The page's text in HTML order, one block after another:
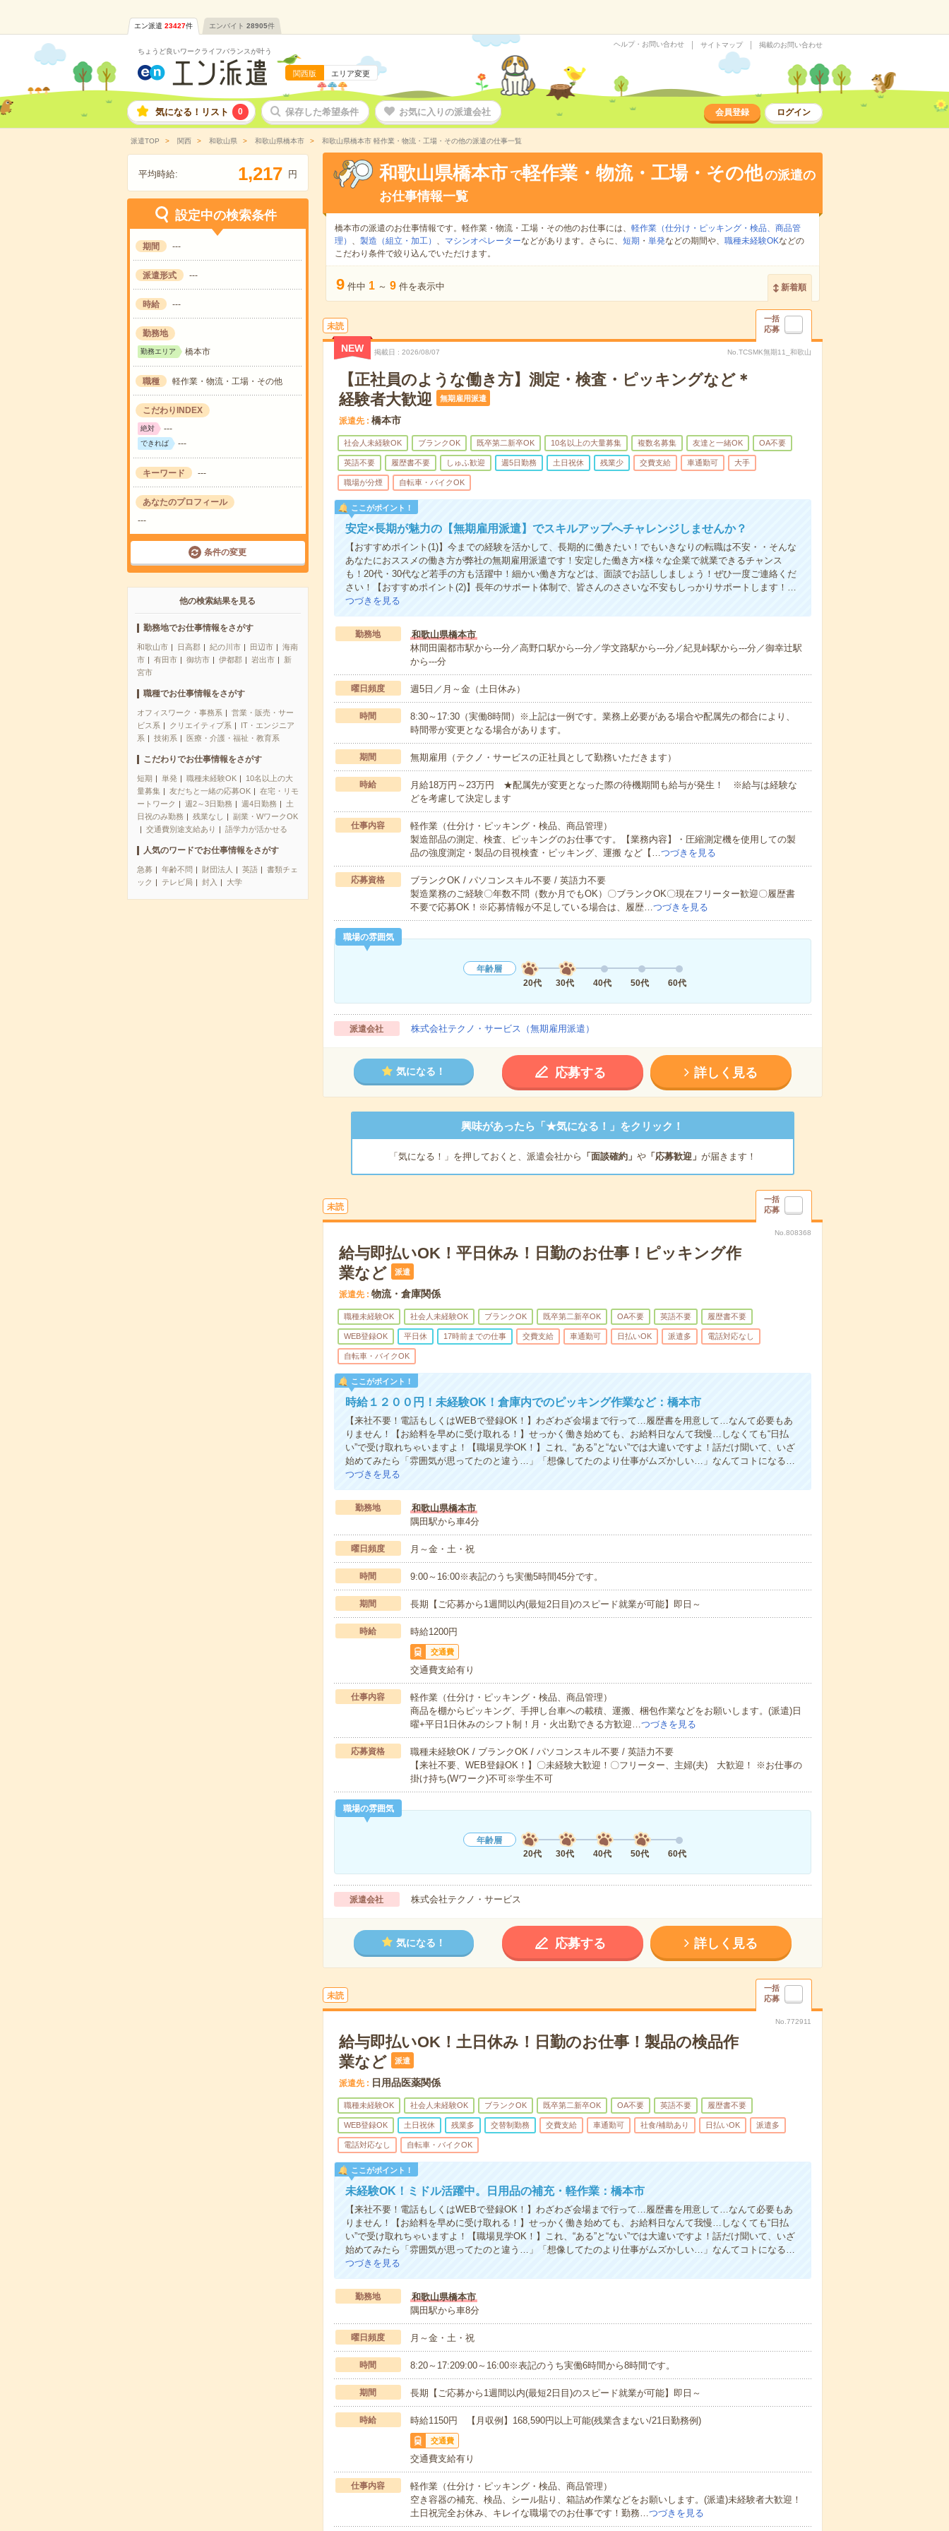
エン派遣 23427件 エンバイト 28905件
ちょうど良いワークライフバランスが叶う
関西版 エリア変更
ヘルプ・お問い合わせ サイトマップ 掲載のお問い合わせ
気になる！リスト 0 保存した希望条件 お気に入りの派遣会社 会員登録 ログイン
派遣TOP 関西 和歌山県 和歌山県橋本市 和歌山県橋本市 軽作業・物流・工場・その他の派遣の仕事一覧
平均時給: 1,217 円
設定中の検索条件
期間 ---
派遣形式 ---
時給 ---
勤務地
勤務エリア 橋本市
職種 軽作業・物流・工場・その他
こだわりINDEX
絶対 ---
できれば ---
キーワード ---
あなたのプロフィール
---
条件の変更
他の検索結果を見る
勤務地でお仕事情報をさがす
和歌山市 日高郡 紀の川市 田辺市
海南
市
有田市 御坊市 伊都郡 岩出市
新
宮市
職種でお仕事情報をさがす
オフィスワーク・事務系
営業・販売・サー
ビス系
クリエイティブ系
IT・エンジニア
系
技術系 医療・介護・福祉・教育系
こだわりでお仕事情報をさがす
短期 単発 職種未経験OK
10名以上の大
量募集
友だちと一緒の応募OK
在宅・リモ
ートワーク
週2～3日勤務 週4日勤務
土
日祝のみ勤務
残業なし
副業・WワークOK
交通費別途支給あり
語学力が活かせる
人気のワードでお仕事情報をさがす
急募 年齢不問 財団法人 英語
書類チェ
ック
テレビ局 封入 大学
和歌山県橋本市 で軽作業・物流・工場・その他の派遣の
お仕事情報一覧
橋本市の派遣のお仕事情報です。軽作業・物流・工場・その他のお仕事には、 軽作業（仕分け・ピッキング・検品、商品管
理） 、 製造（組立・加工） 、 マシンオペレーターなどがあります。さらに、 短期 ・ 単発などの期間や、 職種未経験OKなどの
こだわり条件で絞り込んでいただけます。
9 件中 1 ～ 9 件を表示中 新着順
未読
一括
応募
NEW 掲載日 2026/08/07 No.TCSMK無期11_和歌山
【正社員のような働き方】測定・検査・ピッキングなど＊
経験者大歓迎
無期雇用派遣
派遣先 橋本市
社会人未経験OK ブランクOK 既卒第二新卒OK 10名以上の大量募集 複数名募集 友達と一緒OK OA不要
英語不要 履歴書不要 しゅふ歓迎 週5日勤務 土日祝休 残業少 交費支給 車通勤可 大手
職場が分煙 自転車・バイクOK
ここがポイント！
安定×長期が魅力の【無期雇用派遣】でスキルアップへチャレンジしませんか？
【おすすめポイント(1)】今までの経験を活かして、長期的に働きたい！でもいきなりの転職は不安・・そんな
あなたにおススメの働き方が弊社の無期雇用派遣です！安定した働き方×様々な企業で就業できるチャンス
も！20代・30代など若手の方も活躍中！細かい働き方などは、面談でお話ししましょう！ぜひ一度ご連絡くだ
さい！【おすすめポイント(2)】長年のサポート体制で、皆さんのささいな不安もしっかりサポートします！…
つづきを見る
勤務地
和歌山県橋本市
林間田園都市駅から---分／高野口駅から---分／学文路駅から---分／紀見峠駅から---分／御幸辻駅
から---分
曜日頻度 週5日／月～金（土日休み）
時間
8:30～17:30（実働8時間）※上記は一例です。業務上必要がある場合や配属先の都合により、
時間帯が変更となる場合があります。
期間 無期雇用（テクノ・サービスの正社員として勤務いただきます）
時給
月給18万円～23万円 ★配属先が変更となった際の待機期間も給与が発生！ ※給与は経験な
どを考慮して決定します
仕事内容
軽作業（仕分け・ピッキング・検品、商品管理）
製造部品の測定、検査、ピッキングのお仕事です。【業務内容】・圧縮測定機を使用しての製
品の強度測定・製品の目視検査・ピッキング、運搬 など【…つづきを見る
応募資格
ブランクOK / パソコンスキル不要 / 英語力不要
製造業務のご経験〇年数不問（数か月でもOK）〇ブランクOK〇現在フリーター歓迎〇履歴書
不要で応募OK！※応募情報が不足している場合は、履歴…つづきを見る
職場の雰囲気
年齢層
20代
30代 40代 50代 60代
派遣会社 株式会社テクノ・サービス（無期雇用派遣）
気になる！ 応募する 詳しく見る
興味があったら「★気になる！」をクリック！
「気になる！」を押しておくと、派遣会社から 「面談確約」 や「応募歓迎」 が届きます！
未読
一括
応募
No.808368
給与即払いOK！平日休み！日勤のお仕事！ピッキング作
業など
派遣
派遣先 物流・倉庫関係
職種未経験OK 社会人未経験OK ブランクOK 既卒第二新卒OK OA不要 英語不要 履歴書不要
WEB登録OK 平日休 17時前までの仕事 交費支給 車通勤可 日払いOK 派遣多 電話対応なし
自転車・バイクOK
ここがポイント！
時給１２００円！未経験OK！倉庫内でのピッキング作業など：橋本市
【来社不要！電話もしくはWEBで登録OK！】わざわざ会場まで行って…履歴書を用意して…なんて必要もあ
りません！【お給料を早めに受け取れる！】せっかく働き始めても、お給料日なんて我慢…しなくても“日払
い”で受け取れちゃいますよ！【職場見学OK！】これ、“ある”と“ない”では大違いですよ！話だけ聞いて、いざ
始めてみたら「雰囲気が思ってたのと違う…」「想像してたのより仕事がムズかしい…」なんてコトになる…
つづきを見る
勤務地
和歌山県橋本市
隅田駅から車4分
曜日頻度 月～金・土・祝
時間 9:00～16:00※表記のうち実働5時間45分です。
期間 長期【ご応募から1週間以内(最短2日目)のスピード就業が可能】即日～
時給 時給1200円
交通費
交通費支給有り
仕事内容
軽作業（仕分け・ピッキング・検品、商品管理）
商品を棚からピッキング、手押し台車への載積、運搬、梱包作業などをお願いします。(派遣)日
曜+平日1日休みのシフト制！月・火出勤できる方歓迎… つづきを見る
応募資格
職種未経験OK / ブランクOK / パソコンスキル不要 / 英語力不要
【来社不要、WEB登録OK！】〇未経験大歓迎！〇フリーター、主婦(夫) 大歓迎！ ※お仕事の
掛け持ち(Wワーク)不可※学生不可
職場の雰囲気
年齢層
20代
30代 40代 50代 60代
派遣会社 株式会社テクノ・サービス
気になる！ 応募する 詳しく見る
未読
一括
応募
No.772911
給与即払いOK！土日休み！日勤のお仕事！製品の検品作
業など
派遣
派遣先 日用品医薬関係
職種未経験OK 社会人未経験OK ブランクOK 既卒第二新卒OK OA不要 英語不要 履歴書不要
WEB登録OK 土日祝休 残業多 交替制勤務 交費支給 車通勤可 社食/補助あり 日払いOK 派遣多
電話対応なし 自転車・バイクOK
ここがポイント！
未経験OK！ミドル活躍中。日用品の補充・軽作業：橋本市
【来社不要！電話もしくはWEBで登録OK！】わざわざ会場まで行って…履歴書を用意して…なんて必要もあ
りません！【お給料を早めに受け取れる！】せっかく働き始めても、お給料日なんて我慢…しなくても“日払
い”で受け取れちゃいますよ！【職場見学OK！】これ、“ある”と“ない”では大違いですよ！話だけ聞いて、いざ
始めてみたら「雰囲気が思ってたのと違う…」「想像してたのより仕事がムズかしい…」なんてコトになる…
つづきを見る
勤務地
和歌山県橋本市
隅田駅から車8分
曜日頻度 月～金・土・祝
時間 8:20～17:209:00～16:00※表記のうち実働6時間から8時間です。
期間 長期【ご応募から1週間以内(最短2日目)のスピード就業が可能】即日～
時給 時給1150円 【月収例】168,590円以上可能(残業含まない/21日勤務例)
交通費
交通費支給有り
仕事内容
軽作業（仕分け・ピッキング・検品、商品管理）
空き容器の補充、検品、シール貼り、箱詰め作業などをお願いします。(派遣)未経験者大歓迎！
土日祝完全お休み、キレイな職場でのお仕事です！勤務…つづきを見る